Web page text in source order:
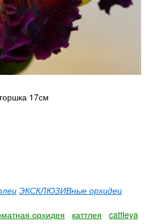
17см
ЭКСКЛЮЗИВные орхидеи
орхидея каттлея
cattleya